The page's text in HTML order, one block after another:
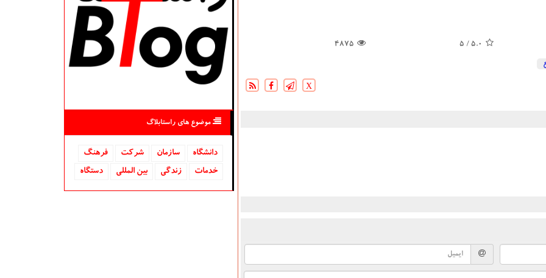
5.0
/ 5
4875
X
موضوع های راستابلاگ
دانشگاه‌ سازمان شركت
فرهنگ
خدمات
زندگی بین المللی دستگاه